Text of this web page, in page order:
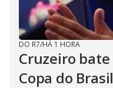
DO R7/HÁ 1 HORA
Cruzeiro
Copa do